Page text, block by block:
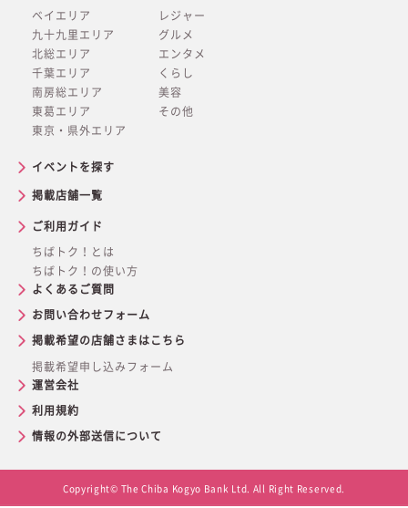
ベイエリア
九十九里エリア
北総エリア
千葉エリア
南房総エリア
東葛エリア
東京・県外エリア
レジャー
グルメ
エンタメ
くらし
美容
その他
イベントを探す
掲載店舗一覧
ご利用ガイド
ちばトク！とは
ちばトク！の使い方
よくあるご質問
お問い合わせフォーム
掲載希望の店舗さまはこちら
掲載希望申し込みフォーム
運営会社
利用規約
情報の外部送信について
Copyright© The Chiba Kogyo Bank Ltd. All Right Reserved.